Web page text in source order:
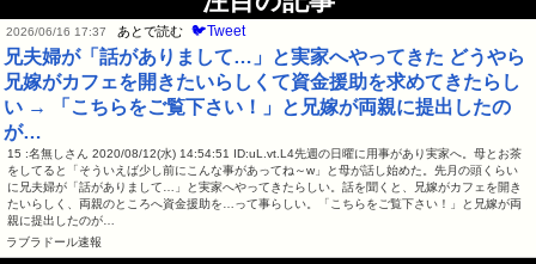
2026/06/16 17:37 あとで読む 🐦Tweet
兄夫婦が「話がありまして…」と実家へやってきた どうやら
兄嫁がカフェを開きたいらしくて資金援助を求めてきたらし
い → 「こちらをご覧下さい！」と兄嫁が両親に提出したの
が…
15 :名無しさん 2020/08/12(水) 14:54:51 ID:uL.vt.L4先週の日曜に用事があり実家へ。母とお茶
をしてると「そういえば少し前にこんな事があってね～w」と母が話し始めた。先月の頭くらい
に兄夫婦が「話がありまして…」と実家へやってきたらしい。話を聞くと、兄嫁がカフェを開き
たいらしく、両親のところへ資金援助を…って事らしい。「こちらをご覧下さい！」と兄嫁が両
親に提出したのが…
ラブラドール速報